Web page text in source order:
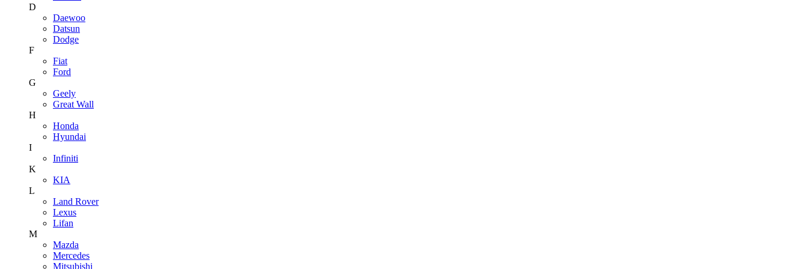
D
Daewoo
Datsun
Dodge
F
Fiat
Ford
G
Geely
Great Wall
H
Honda
Hyundai
I
Infiniti
K
KIA
L
Land Rover
Lexus
Lifan
M
Mazda
Mercedes
Mitsubishi